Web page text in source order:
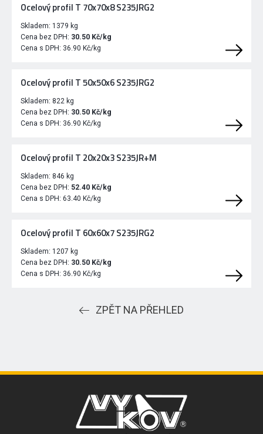
Ocelový profil T 70x70x8 S235JRG2
Skladem: 1379 kg
Cena bez DPH: 30.50 Kč/kg
Cena s DPH: 36.90 Kč/kg
Ocelový profil T 50x50x6 S235JRG2
Skladem: 822 kg
Cena bez DPH: 30.50 Kč/kg
Cena s DPH: 36.90 Kč/kg
Ocelový profil T 20x20x3 S235JR+M
Skladem: 846 kg
Cena bez DPH: 52.40 Kč/kg
Cena s DPH: 63.40 Kč/kg
Ocelový profil T 60x60x7 S235JRG2
Skladem: 1207 kg
Cena bez DPH: 30.50 Kč/kg
Cena s DPH: 36.90 Kč/kg
ZPĚT NA PŘEHLED